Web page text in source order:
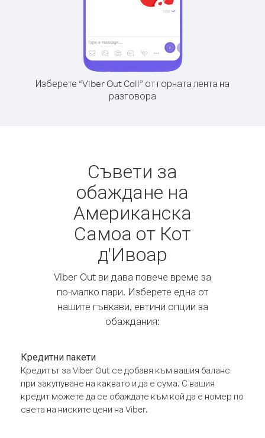
Изберете “Viber Out Call” от горната лента на
разговора
Съвети за
обаждане на
Американска
Самоа от Кот
д'Ивоар
Viber Out ви дава повече време за
по-малко пари. Изберете една от
нашите гъвкави, евтини опции за
обаждания:
Кредитни пакети
Кредитът за Viber Out се добавя към вашия баланс
при закупуване на каквато и да е сума. С вашия
кредит можете да се обаждате към кой да е номер по
света на ниските цени на Viber.